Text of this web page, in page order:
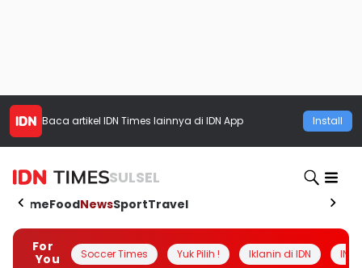
Baca artikel IDN Times lainnya di IDN App Install
SULSEL
HomeFoodNewsSportTravel
For
You
Soccer Times Yuk Pilih ! Iklanin di IDN